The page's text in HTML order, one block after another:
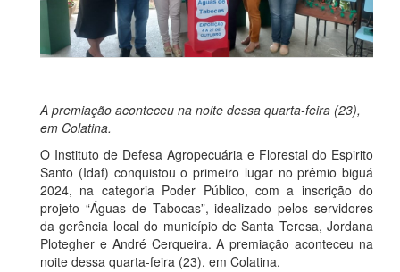
A premiação aconteceu na noite dessa quarta-feira (23),
em Colatina.
O Instituto de Defesa Agropecuária e Florestal do Espirito
Santo (Idaf) conquistou o primeiro lugar no prêmio biguá
2024, na categoria Poder Público, com a inscrição do
projeto “Águas de Tabocas”, idealizado pelos servidores
da gerência local do município de Santa Teresa, Jordana
Plotegher e André Cerqueira. A premiação aconteceu na
noite dessa quarta-feira (23), em Colatina.